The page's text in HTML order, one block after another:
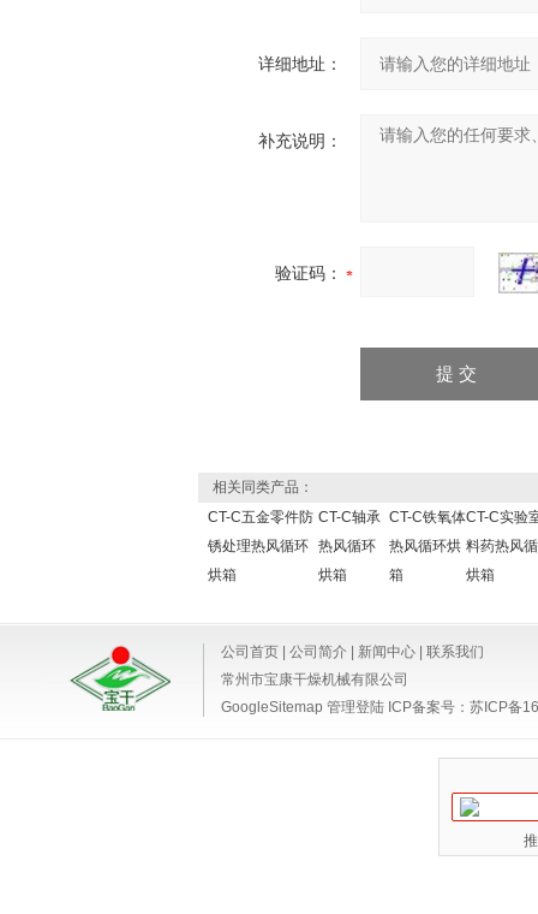
详细地址：
补充说明：
验证码：
相关同类产品：
CT-C五金零件防
锈处理热风循环
烘箱
CT-C轴承
热风循环
烘箱
CT-C铁氧体
热风循环烘
箱
CT-C实验
料药热风
烘箱
公司首页 公司简介 新闻中心
联系我们
常州市宝康干燥机械有限公司
GoogleSitemap 管理登陆 ICP备案号： 苏ICP备